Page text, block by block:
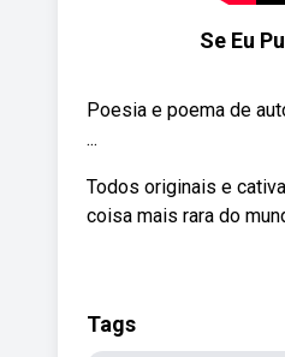
Se Eu
Poesia e poema de
...
Todos originais e
coisa mais rara do
Tags